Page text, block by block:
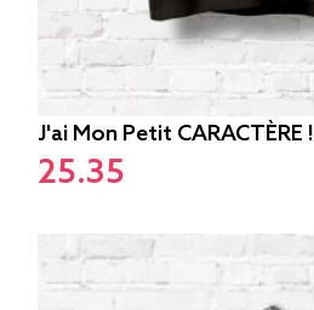
J'ai Mon Petit CARACTÈRE !
25.35